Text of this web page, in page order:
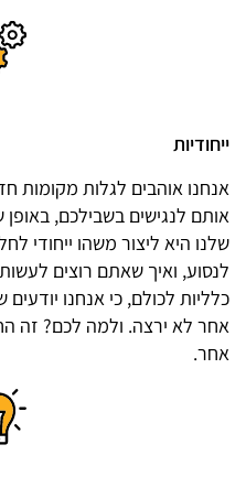
ייחודיות
אנחנו אוהבים לגלות מקומות
אותם לנגישים בשבילכם,
שלנו היא ליצור משהו ייחודי
לנסוע, ואיך שאתם רוצים
כלליות לכולם, כי אנחנו
אחר לא ירצה. ולמה לכם? זה
אחר.